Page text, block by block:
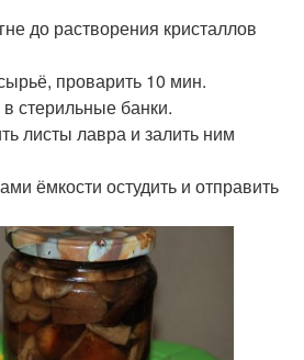
до растворения кристаллов
проварить 10 мин.
стерильные банки.
листы лавра и залить ним
ёмкости остудить и отправить